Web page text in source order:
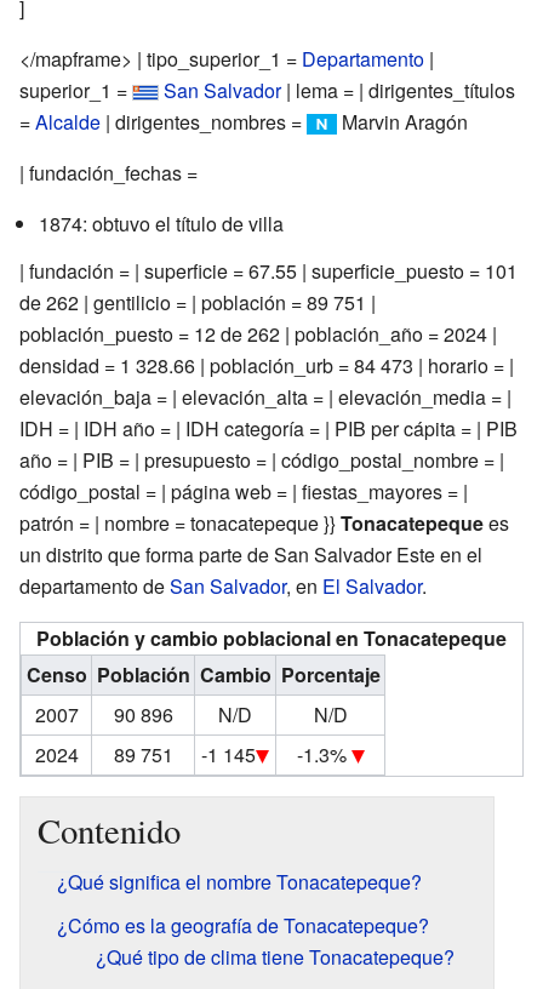
]
</mapframe> | tipo_superior_1 = Departamento |
superior_1 =
San Salvador| lema = | dirigentes_títulos
=Alcalde | dirigentes_nombres =
Marvin Aragón
| fundación_fechas =
1874: obtuvo el título de villa
| fundación = | superficie = 67.55 | superficie_puesto = 101
de 262 | gentilicio = | población = 89 751 |
población_puesto = 12 de 262 | población_año = 2024 |
densidad = 1 328.66 | población_urb = 84 473 | horario = |
elevación_baja = | elevación_alta = | elevación_media = |
IDH = | IDH año = | IDH categoría = | PIB per cápita = | PIB
año = | PIB = | presupuesto = | código_postal_nombre = |
código_postal = | página web = | fiestas_mayores = |
patrón = | nombre = tonacatepeque }}Tonacatepequees
un distrito que forma parte de San Salvador Este en el
departamento deSan Salvador, en El Salvador.
Población y cambio poblacional en Tonacatepeque
Censo Población Cambio Porcentaje
2007
90 896 N/D
N/D
2024
89 751 -1 145 -1.3%
Contenido
¿Qué significa el nombre Tonacatepeque?
¿Cómo es la geografía de Tonacatepeque?
¿Qué tipo de clima tiene Tonacatepeque?